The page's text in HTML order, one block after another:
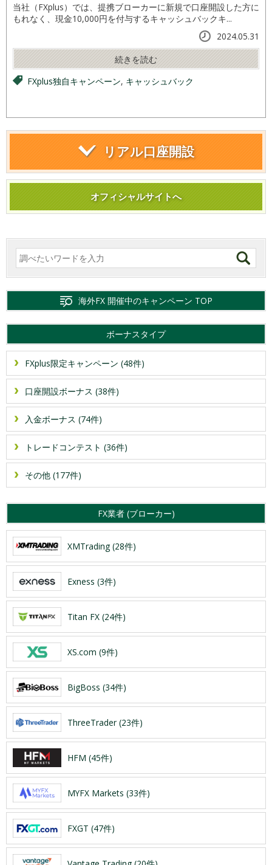
当社（FXplus）では、提携ブローカーに新規で口座開設した方に
もれなく、現金10,000円を付与するキャッシュバックキ...
2024.05.31
続きを読む
FXplus独自キャンペーン, キャッシュバック
リアル口座開設
オフィシャルサイトへ
海外FX 開催中のキャンペーン TOP
ボーナスタイプ
FXplus限定キャンペーン (48件)
口座開設ボーナス (38件)
入金ボーナス (74件)
トレードコンテスト (36件)
その他 (177件)
FX業者 (ブローカー)
XMTrading (28件)
Exness (3件)
Titan FX (24件)
XS.com (9件)
BigBoss (34件)
ThreeTrader (23件)
HFM (45件)
MYFX Markets (33件)
FXGT (47件)